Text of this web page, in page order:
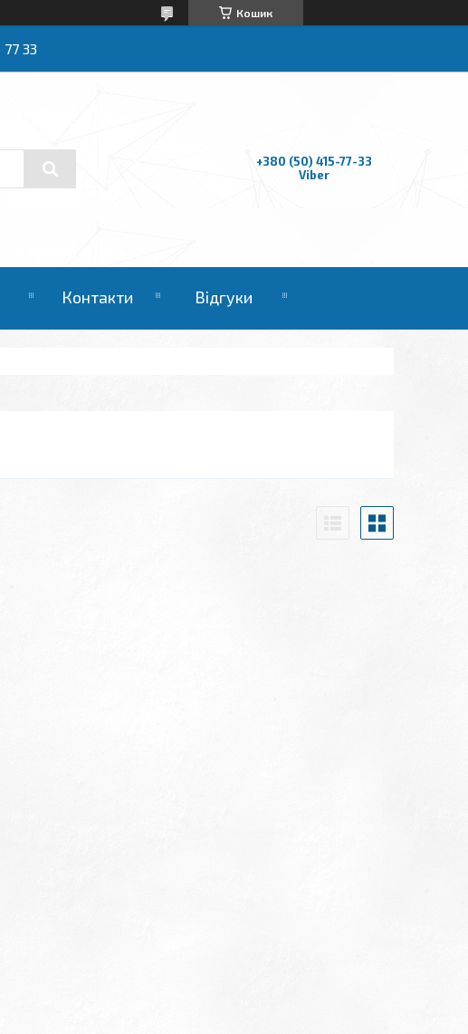
Кошик
33
+380 (50) 415-77-33
Viber
Контакти Відгуки